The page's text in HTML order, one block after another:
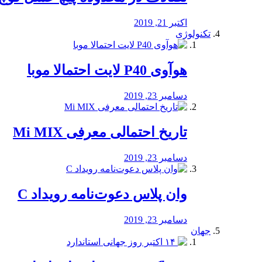
اکتبر 21, 2019
تکنولوژی
هوآوی P40 لایت احتمالا موبا
دسامبر 23, 2019
تاریخ احتمالی معرفی Mi MIX
دسامبر 23, 2019
وان پلاس دعوت‌نامه رویداد C
دسامبر 23, 2019
جهان